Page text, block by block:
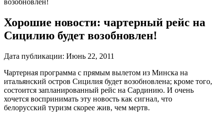
возобновлен!
Хорошие новости: чартерный рейс на
Сицилию будет возобновлен!
Дата публикации: Июнь 22, 2011
Чартерная программа с прямым вылетом из Минска на
итальянский остров Сицилия будет возобновлена; кроме того,
состоится запланированный рейс на Сардинию. И очень
хочется воспринимать эту новость как сигнал, что
белорусский туризм скорее жив, чем мертв.